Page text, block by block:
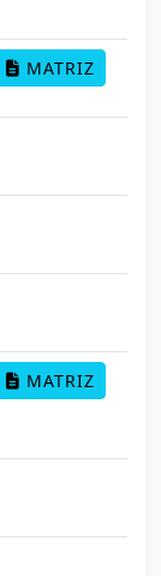
MATRIZ
MATRIZ